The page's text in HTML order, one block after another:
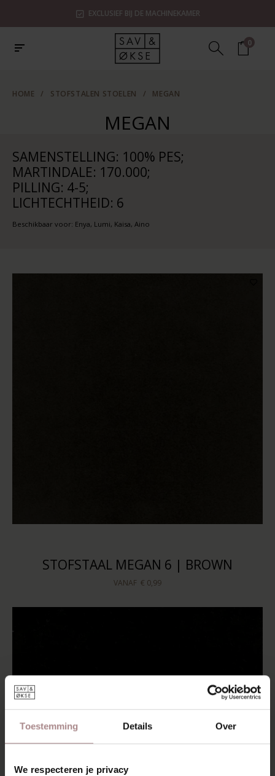
Toestemming Details Over
We respecteren je privacy
EXCLUSIEF BIJ DE MACHINEKAMER
0
HOME / STOFSTALEN STOELEN / MEGAN
MEGAN
SAMENSTELLING: 100% PES;
MARTINDALE: 170.000;
PILLING: 4-5;
LICHTECHTHEID: 6
Beschikbaar voor: Enya, Lumi, Kaisa, Aino
STOFSTAAL MEGAN 6 | BROWN
VANAF € 0,99